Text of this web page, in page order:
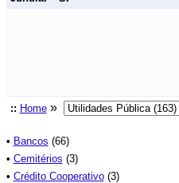
:: Home »
• Bancos (66)
• Cemitérios (3)
• Crédito Cooperativo(3)